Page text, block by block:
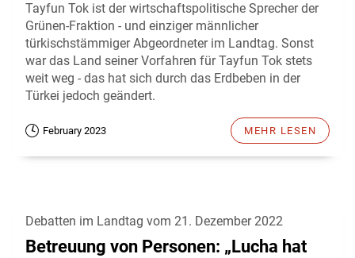
Tayfun Tok ist der wirtschaftspolitische Sprecher der
Grünen-Fraktion - und einziger männlicher
türkischstämmiger Abgeordneter im Landtag. Sonst
war das Land seiner Vorfahren für Tayfun Tok stets
weit weg - das hat sich durch das Erdbeben in der
Türkei jedoch geändert.
February 2023 MEHR LESEN
Debatten im Landtag vom 21. Dezember 2022
Betreuung von Personen: „Lucha hat